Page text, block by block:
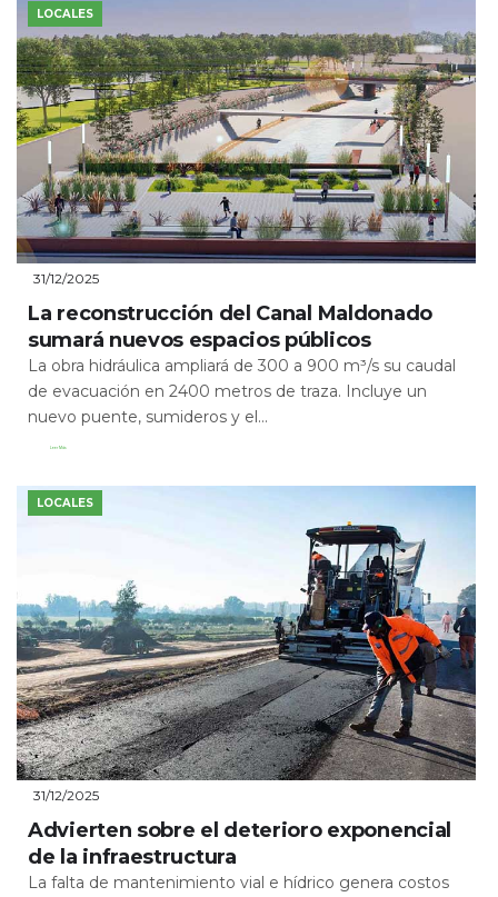
LOCALES
31/12/2025
La reconstrucción del Canal Maldonado
sumará nuevos espacios públicos
La obra hidráulica ampliará de 300 a 900 m³/s su caudal
de evacuación en 2400 metros de traza. Incluye un
nuevo puente, sumideros y el...
Leer Más
LOCALES
31/12/2025
Advierten sobre el deterioro exponencial
de la infraestructura
La falta de mantenimiento vial e hídrico genera costos